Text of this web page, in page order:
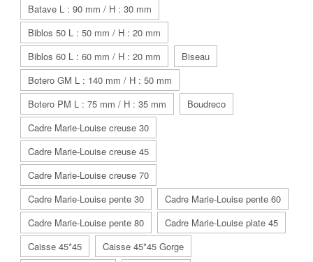
Batave L : 90 mm / H : 30 mm
Biblos 50 L : 50 mm / H : 20 mm
Biblos 60 L : 60 mm / H : 20 mm
Biseau
Botero GM L : 140 mm / H : 50 mm
Botero PM L : 75 mm / H : 35 mm
Boudreco
Cadre Marie-Louise creuse 30
Cadre Marie-Louise creuse 45
Cadre Marie-Louise creuse 70
Cadre Marie-Louise pente 30
Cadre Marie-Louise pente 60
Cadre Marie-Louise pente 80
Cadre Marie-Louise plate 45
Caisse 45*45
Caisse 45*45 Gorge